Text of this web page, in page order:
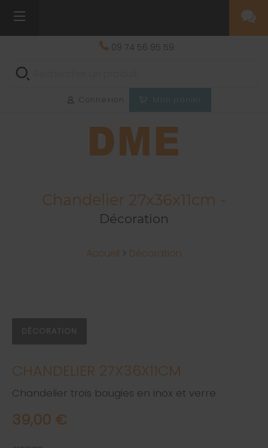
09 74 56 95 59
Connexion
Chandelier 27x36x11cm -
Décoration
Accueil > Décoration
DÉCORATION
CHANDELIER 27X36X11CM
Chandelier trois bougies en inox et verre
39,00 €